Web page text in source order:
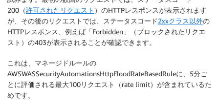
200（許可されたリクエスト ）のHTTPレスポンスが表示されます
が、その後のリクエストでは、ステータスコード2xxクラス以外の
HTTPレスポンス、例えば「Forbidden」（ブロックされたリクエ
スト）の403が表示されることが確認できます。
これは、マネージドルールの
AWSWASSecurityAutomationsHttpFloodRateBasedRuleに、5分ご
とに評価される最大100リクエスト（rate limit）が含まれているた
めです。